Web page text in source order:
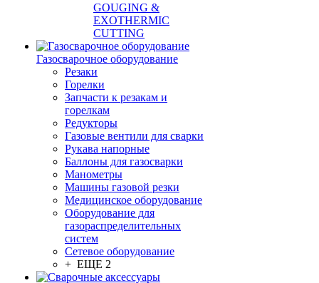
GOUGING &
EXOTHERMIC
CUTTING
Газосварочное оборудование
Резаки
Горелки
Запчасти к резакам и
горелкам
Редукторы
Газовые вентили для сварки
Рукава напорные
Баллоны для газосварки
Манометры
Машины газовой резки
Медицинское оборудование
Оборудование для
газораспределительных
систем
Сетевое оборудование
+ ЕЩЕ 2